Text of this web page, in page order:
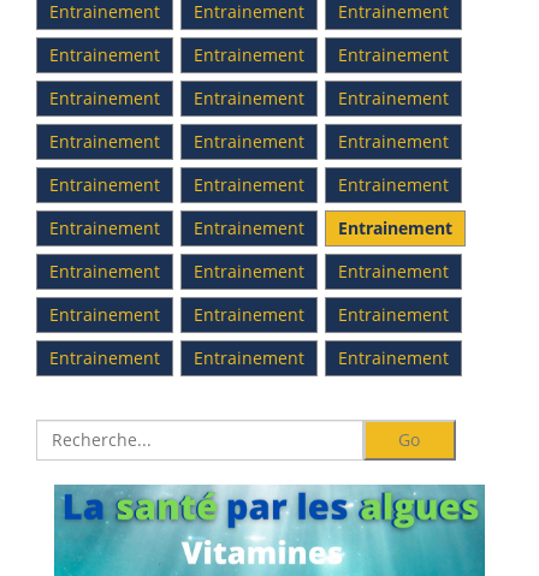
Entrainement Entrainement
Entrainement
Entrainement
Entrainement
Entrainement
Entrainement
Entrainement
Entrainement
Entrainement
Entrainement
Entrainement
Entrainement
Entrainement
Entrainement
Entrainement
Entrainement
Entrainement
Entrainement
Entrainement
Entrainement
Entrainement
Entrainement
Entrainement
Entrainement
Entrainement Entrainement